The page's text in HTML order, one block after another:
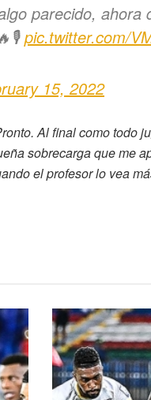
parecido, ahora
pic.twitter.com/
15, 2022
Al final como todo
sobrecarga que me
el profesor lo vea